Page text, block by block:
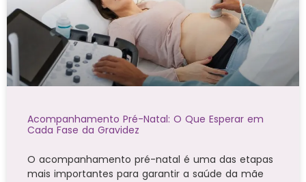
Acompanhamento Pré-Natal: O Que Esperar em
Cada Fase da Gravidez
O acompanhamento pré-natal é uma das etapas
mais importantes para garantir a saúde da mãe